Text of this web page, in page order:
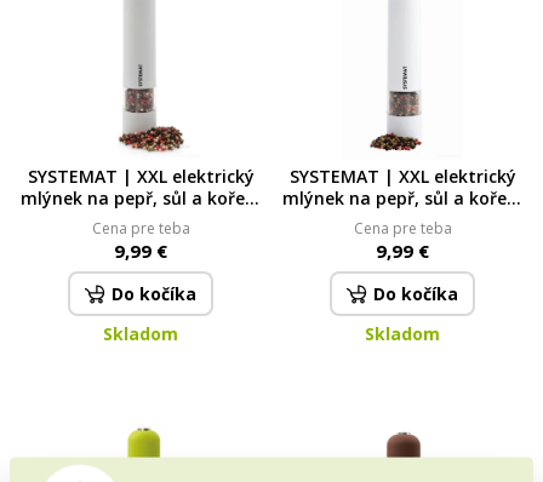
SYSTEMAT | XXL elektrický
mlýnek na pepř, sůl a koření
| LED osvětlení &
nastavitelná hrubost |
keramický mechanismus
šedý
Cena pre teba
9,99 €
Do kočíka
Skladom
SYSTEMAT | XXL elektrický
mlýnek na pepř, sůl a koření
| LED osvětlení &
nastavitelná hrubost |
keramický mechanismus bílý
Cena pre teba
9,99 €
Do kočíka
Skladom